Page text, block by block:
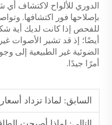
الدوري للألواح لاكتشاف
بإصلاحها فور اكتشافها.
للفحص إذا كانت لديك أية
أيضًا؛ إذ قد تشير الأصوات
الضوئية غير الطبيعية إلى
أمرًا جيدًا.
السابق: لماذا تزداد أسعار بلاطات الطاقة